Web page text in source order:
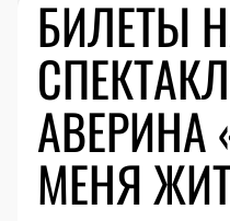
БИЛЕТЫ
АВЕРИНА
МЕНЯ